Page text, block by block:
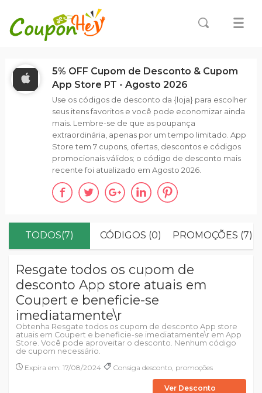
TODOS(7) CÓDIGOS (0) PROMOÇÕES (7)
Resgate todos os cupom de
desconto App store atuais em
Coupert e beneficie-se
imediatamente\r
Obtenha Resgate todos os cupom de desconto App store
atuais em Coupert e beneficie-se imediatamente\r em App
Store. Você pode aproveitar o desconto. Nenhum código
de cupom necessário.
Expira em: 17/08/2024
Consiga desconto, promoções
Ver Desconto
5% OFF Cupom de Desconto & Cupom
App Store PT - Agosto 2026
Use os códigos de desconto da {loja} para escolher
seus itens favoritos e você pode economizar ainda
mais. Lembre-se de que as poupança
extraordinária, apenas por um tempo limitado. App
Store tem 7 cupons, ofertas, descontos e códigos
promocionais válidos; o código de desconto mais
recente foi atualizado em Agosto 2026.